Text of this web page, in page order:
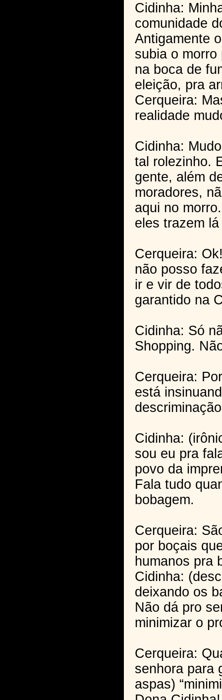
Cidinha:
comunidade
Antigamente
subia o
na boca de
eleição, pra
Cerqueira:
realidade
Cidinha:
tal rolezinho.
gente, além
moradores,
aqui no
eles trazem
Cerqueira:
não posso
ir e vir de
garantido na
Cidinha: Só
Shopping.
Cerqueira:
está
Cidinha:
sou eu pra
povo da
Fala tudo
bobagem.
Cerqueira:
por boçais
humanos pra
Cidinha:
deixando os
Não dá pro
minimizar o
Cerqueira:
senhora para
aspas)